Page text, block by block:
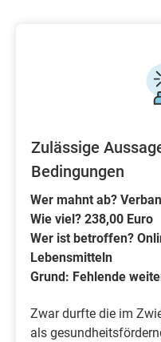
Zulässige
Bedingungen
Wer mahnt ab?
Wie viel? 238,00 Euro
Wer ist betroffen?
Lebensmitteln
Grund: Fehlende
Zwar durfte die im
als